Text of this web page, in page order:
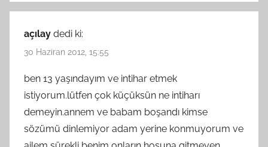
açılay dedi ki:
30 Haziran 2012, 15:55
ben 13 yaşındayım ve intihar etmek
istiyorum.lütfen çok küçüksün ne intiharı
demeyin.annem ve babam boşandı kimse
sözümü dinlemiyor adam yerine konmuyorum ve